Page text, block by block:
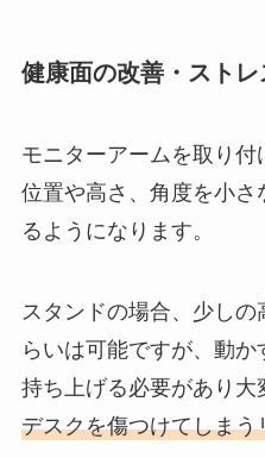
健康面の改善・ストレ
モニターアームを取り
位置や高さ、角度を小
るようになります。
スタンドの場合、少しの
らいは可能ですが、動
持ち上げる必要があり大
デスクを傷つけてしまう